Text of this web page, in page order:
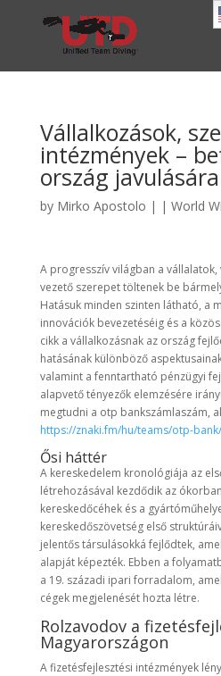
Vállalkozások,
intézmények –
ország javulására
by Mirko Apostolo | | World
A progresszív világban a
vezető szerepet töltenek be
Hatásuk minden szinten látható, a
innovációk bevezetéséig és a
cikk a vállalkozásnak az ország
hatásának különböző
valamint a fenntartható pénzügyi
alapvető tényezők elemzésére
megtudni a otp bankszámlaszám,
https://znaki.fm/hu/teams/otp-bank/
Ősi háttér
A kereskedelem kronológiája az
létrehozásával kezdődik az
kereskedőcéhek és a
kereskedőszövetség első
jelentős társulásokká fejlődtek,
alapját képezték. Ebben a
a 19. századi ipari forradalom,
cégek megjelenését hozta létre.
Rolzavodov a
Magyarországon
A fizetésfejlesztési intézmények